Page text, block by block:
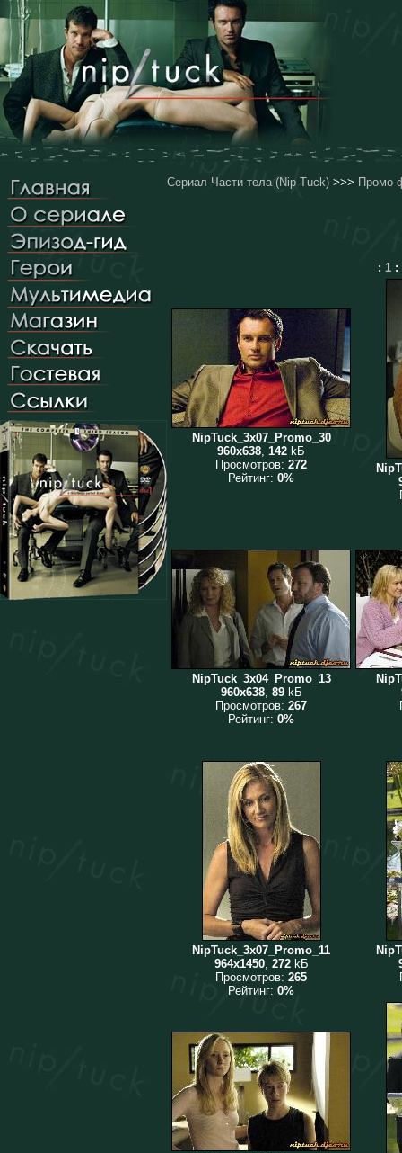
Сериал Части тела (Nip Tuck) >>> Промо
: 1:
NipTuck_3x07_Promo_30
960x638, 142 kБ
Просмотров: 272
Рейтинг: 0%
NipTuck_3x04_Promo_13
960x638, 89kБ
Просмотров: 267
Рейтинг: 0%
NipTuck_3x07_Promo_11
964x1450, 272kБ
Просмотров: 265
Рейтинг: 0%